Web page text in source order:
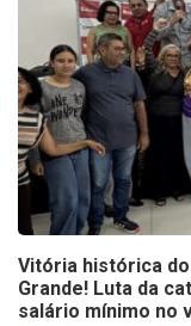
Vitória histórica
Grande! Luta da
salário mínimo no